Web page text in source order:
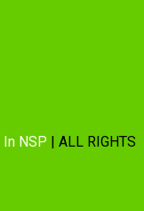
NSP | ALL RIGHTS